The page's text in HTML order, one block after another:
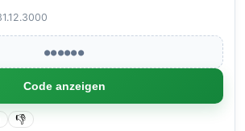
●●●●●●
Code anzeigen
👎